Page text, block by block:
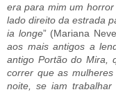
era para mim um
lado direito da estrada
ia longe” (Mariana
aos mais antigos a
antigo Portão do Mira,
correr que as
noite, se iam